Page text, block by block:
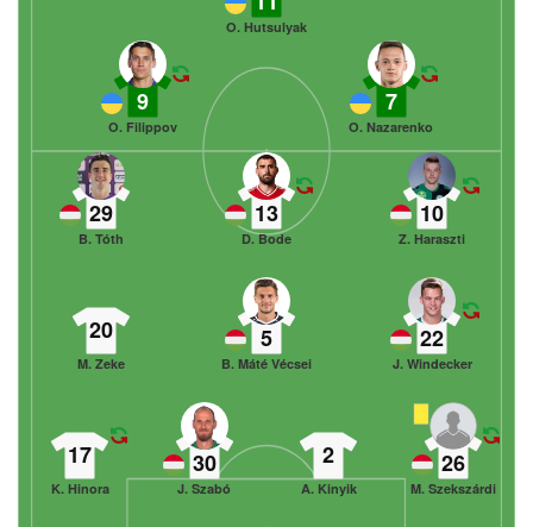
O. Hutsulyak
7
O. Nazarenko
9
O. Filippov
17
K. Hinora
30
J. Szabó
2
A. Kinyik
26
M. Szekszárdi
20
M. Zeke
5
B. Máté Vécsei
22
J. Windecker
29
B. Tóth
13
D. Bode
10
Z. Haraszti